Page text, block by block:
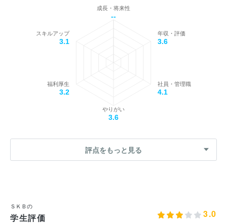
成長・将来性
--
年収・評価
3.6
社員・管理職
4.1
やりがい
3.6
福利厚生
3.2
スキルアップ
3.1
評点をもっと見る
ＳＫＢの
学生評価 3.0